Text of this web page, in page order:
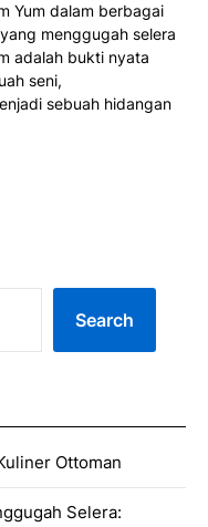
Yum dalam berbagai
menggugah selera
adalah bukti nyata
seni,
sebuah hidangan
Search
Ottoman
Selera: